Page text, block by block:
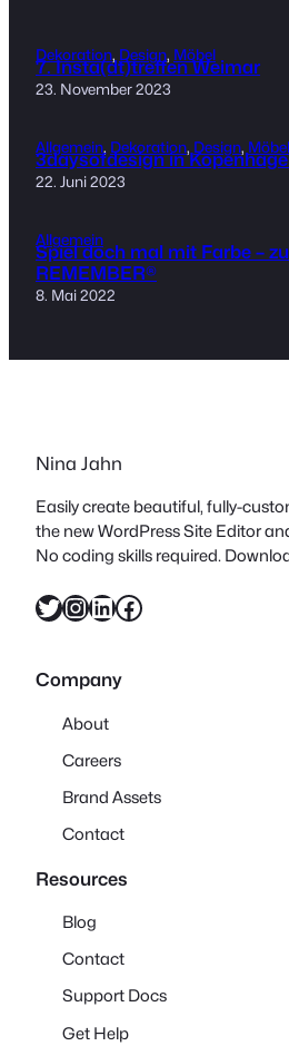
Dekoration, Design, Möbel
7. Insta(dt)treffen Weimar
23. November 2023
Allgemein, Dekoration, Design, Möbel
3daysofdesign in
22. Juni 2023
Allgemein
Spiel doch mal mit Farbe –
REMEMBER®
8. Mai 2022
Nina Jahn
Easily create beautiful, fully-
the new WordPress Site Editor
No coding skills required.
Twitter InstagramLinkedIn Facebook
Company
About
Careers
Brand Assets
Contact
Resources
Blog
Contact
Support Docs
Get Help